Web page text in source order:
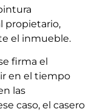
propietario,
el inmueble.
firma el
en el tiempo
las
caso, el casero